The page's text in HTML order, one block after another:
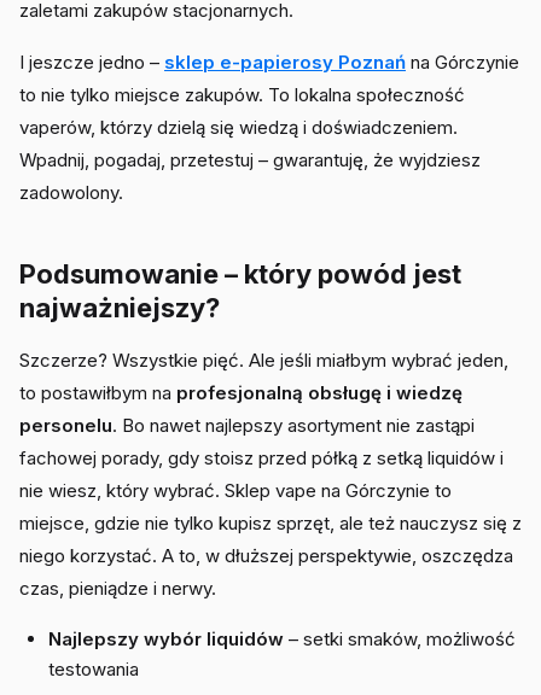
zaletami zakupów stacjonarnych.
I jeszcze jedno – sklep e-papierosy Poznań na Górczynie
to nie tylko miejsce zakupów. To lokalna społeczność
vaperów, którzy dzielą się wiedzą i doświadczeniem.
Wpadnij, pogadaj, przetestuj – gwarantuję, że wyjdziesz
zadowolony.
Podsumowanie – który powód jest
najważniejszy?
Szczerze? Wszystkie pięć. Ale jeśli miałbym wybrać jeden,
to postawiłbym na profesjonalną obsługę i wiedzę
personelu. Bo nawet najlepszy asortyment nie zastąpi
fachowej porady, gdy stoisz przed półką z setką liquidów i
nie wiesz, który wybrać. Sklep vape na Górczynie to
miejsce, gdzie nie tylko kupisz sprzęt, ale też nauczysz się z
niego korzystać. A to, w dłuższej perspektywie, oszczędza
czas, pieniądze i nerwy.
Najlepszy wybór liquidów – setki smaków, możliwość
testowania